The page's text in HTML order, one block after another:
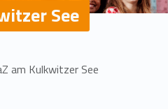
See
am Kulkwitzer See